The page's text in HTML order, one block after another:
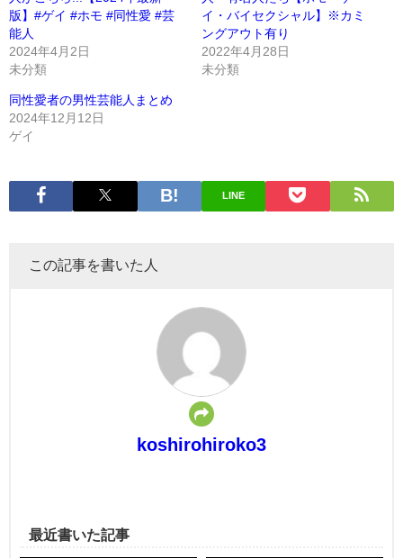
版】#ゲイ #ホモ #同性愛 #芸
能人
2024年4月2日
未分類
イ・バイセクシャル】※カミ
ングアウト有り
2022年4月28日
未分類
同性愛者の男性芸能人まとめ
2024年12月12日
ゲイ
LINE
この記事を書いた人
koshirohiroko3
最近書いた記事